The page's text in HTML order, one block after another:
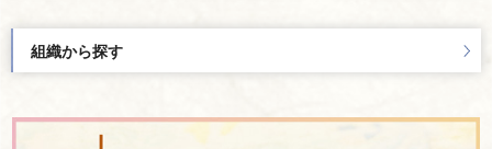
組織から探す